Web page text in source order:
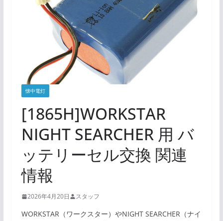
懐中電灯
[1865H]WORKSTAR
NIGHT SEARCHER 用 バ
ッテリーセル交換 関連
情報
2026年4月20日 スタッフ
WORKSTAR（ワークスター）やNIGHT SEARCHER（ナイ